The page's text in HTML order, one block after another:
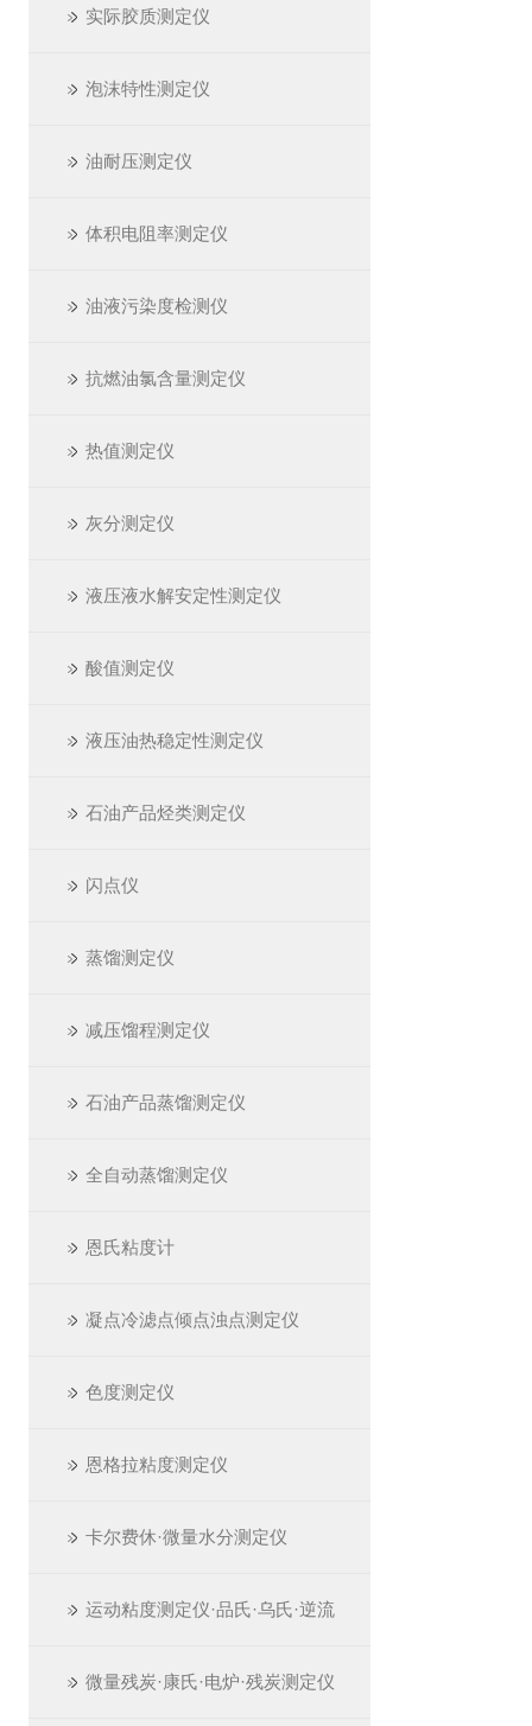
实际胶质测定仪
泡沫特性测定仪
油耐压测定仪
体积电阻率测定仪
油液污染度检测仪
抗燃油氯含量测定仪
热值测定仪
灰分测定仪
液压液水解安定性测定仪
酸值测定仪
液压油热稳定性测定仪
石油产品烃类测定仪
闪点仪
蒸馏测定仪
减压馏程测定仪
石油产品蒸馏测定仪
全自动蒸馏测定仪
恩氏粘度计
凝点冷滤点倾点浊点测定仪
色度测定仪
恩格拉粘度测定仪
卡尔费休·微量水分测定仪
运动粘度测定仪·品氏·乌氏·逆流
微量残炭·康氏·电炉·残炭测定仪